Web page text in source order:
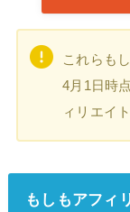
これらも
4月1日時
ィリエイ
もしもアフィ